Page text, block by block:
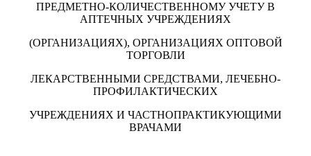
ПРЕДМЕТНО-КОЛИЧЕСТВЕННОМУ УЧЕТУ В
АПТЕЧНЫХ УЧРЕЖДЕНИЯХ
(ОРГАНИЗАЦИЯХ), ОРГАНИЗАЦИЯХ ОПТОВОЙ
ТОРГОВЛИ
ЛЕКАРСТВЕННЫМИ СРЕДСТВАМИ, ЛЕЧЕБНО-
ПРОФИЛАКТИЧЕСКИХ
УЧРЕЖДЕНИЯХ И ЧАСТНОПРАКТИКУЮЩИМИ
ВРАЧАМИ